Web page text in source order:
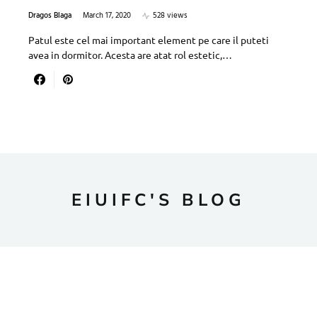
Dragos Blaga March 17, 2020
528 views
Patul este cel mai important element pe care il puteti
avea in dormitor. Acesta are atat rol estetic,…
EIUIFC'S BLOG